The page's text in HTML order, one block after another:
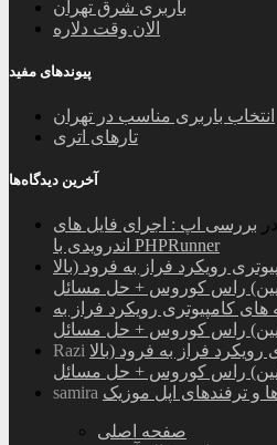
باربری شرق تهران
الان وقت دلاره
پیوندهای مفید
انتخاب باربری مناسب در تهران
تارهای اتری
آخرین دیدگاه‌ها
در بررسی اپ : اجرای فایل های PHP در گوشی
اندرویدی با PHPRunner
رویکرد فراز به فرود (بالا
راس کوروس + حل مسائل
کامپیوتری رویکرد فراز به
پایین) راس کوروس + حل مسائل
Razi فراز به فرود (بالا
راس کوروس + حل مسائل
samira
صفحه اصلی